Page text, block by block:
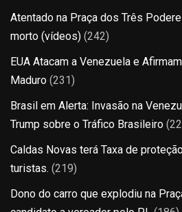
Atentado na Praça dos Três
morto (vídeos) (242)
EUA Atacam a Venezuela e
Maduro (231)
Brasil em Alerta: Invasão na
Trump sobre o Tráfico Brasileiro
Caldas Novas terá Taxa de
turistas. (219)
Dono do carro que explodiu na